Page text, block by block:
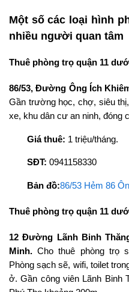
Một số các loại hình
nhiều người quan tâm
Thuê phòng trọ quận 11
86/53, Đường Ông Ích
Gần trường học, chợ, siêu
xe, khu dân cư an ninh, đóng
Giá thuê: 1 triệu/tháng.
SĐT: 0941158330
Bản đồ:86/53 Hẻm 86
Thuê phòng trọ quận 11
12 Đường Lãnh Binh
Minh. Cho thuê phòng trọ
Phòng sạch sẽ, wifi, toilet
ở. Gần công viên Lãnh Binh